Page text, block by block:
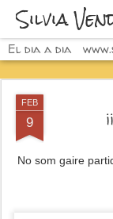
Silvia
El dia a dia
FEB
9
No som gaire